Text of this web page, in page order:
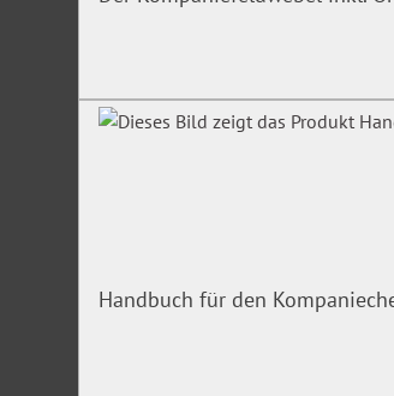
Handbuch für den